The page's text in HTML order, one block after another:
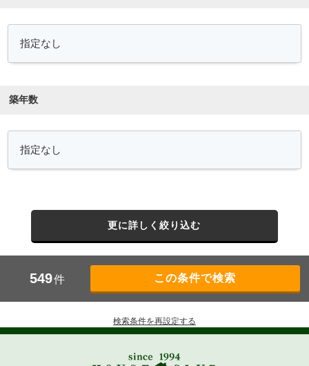
築年数
更に詳しく絞り込む
549件
検索条件を再設定する